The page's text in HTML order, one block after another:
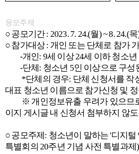
응모주제
○ 공모기간 : 2023. 7. 24.(월) ~ 8. 24.(
○ 참가대상 : 개인 또는 단체로 참가
-개인: 9세 이상 24세 이하 청소년
-단체: 청소년 5인 이상으로 구성
*단체의 경우: 단체 신청서를 작
대표 청소년 이름으로 참가신청 및
※ 개인정보유출 우려가 있으므로
이지 게시글 내 신청서 첨부하지 않
○ 공모주제: 청소년이 말하는 '디지털
특별회의 20주년 기념 사전 특별과제)